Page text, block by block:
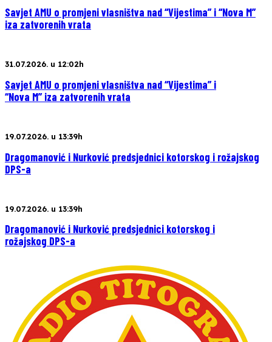
Savjet AMU o promjeni vlasništva nad “Vijestima” i “Nova M”
iza zatvorenih vrata
31.07.2026. u 12:02h
Savjet AMU o promjeni vlasništva nad “Vijestima” i
“Nova M” iza zatvorenih vrata
19.07.2026. u 13:39h
Dragomanović i Nurković predsjednici kotorskog i rožajskog
DPS-a
19.07.2026. u 13:39h
Dragomanović i Nurković predsjednici kotorskog i
rožajskog DPS-a